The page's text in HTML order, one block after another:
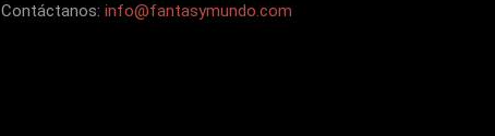
Contáctanos: info@fantasymundo.com